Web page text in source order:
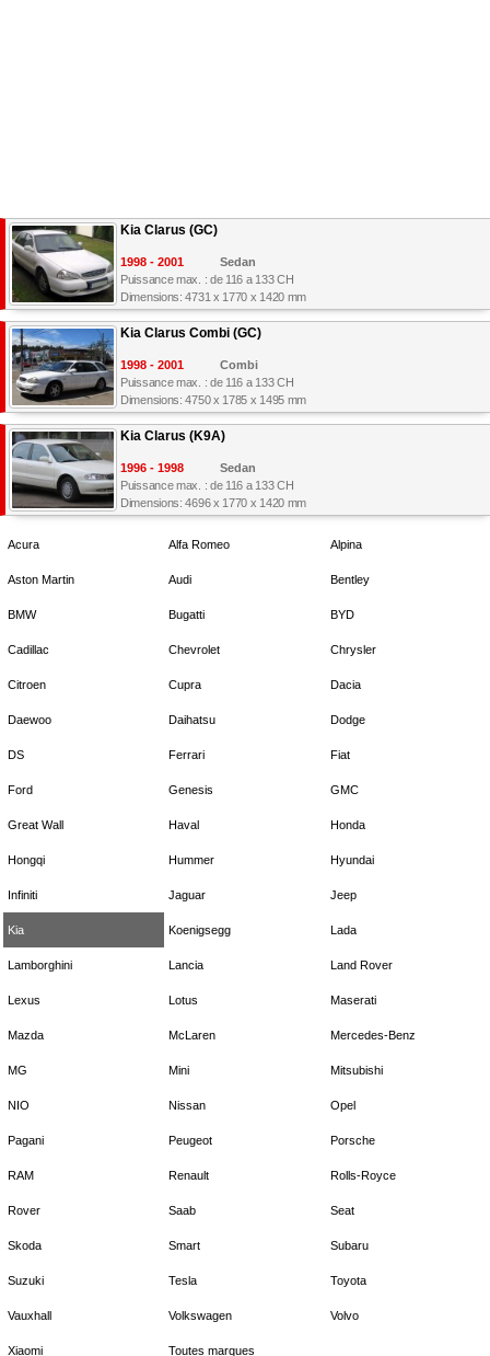
Kia Clarus (GC)
1998 - 2001
Sedan
Puissance max. : de 116 a 133 CH
Dimensions: 4731 x 1770 x 1420 mm
Kia Clarus Combi (GC)
1998 - 2001
Combi
Puissance max. : de 116 a 133 CH
Dimensions: 4750 x 1785 x 1495 mm
Kia Clarus (K9A)
1996 - 1998
Sedan
Puissance max. : de 116 a 133 CH
Dimensions: 4696 x 1770 x 1420 mm
Acura Alfa Romeo Alpina
Aston Martin Audi Bentley
BMW Bugatti BYD
Cadillac Chevrolet Chrysler
Citroen Cupra Dacia
Daewoo Daihatsu Dodge
DS Ferrari Fiat
Ford Genesis GMC
Great Wall Haval Honda
Hongqi Hummer Hyundai
Infiniti Jaguar Jeep
Kia Koenigsegg Lada
Lamborghini Lancia Land Rover
Lexus Lotus Maserati
Mazda McLaren Mercedes-Benz
MG Mini Mitsubishi
NIO Nissan Opel
Pagani Peugeot Porsche
RAM Renault Rolls-Royce
Rover Saab Seat
Skoda Smart Subaru
Suzuki Tesla Toyota
Vauxhall Volkswagen Volvo
Xiaomi Toutes marques